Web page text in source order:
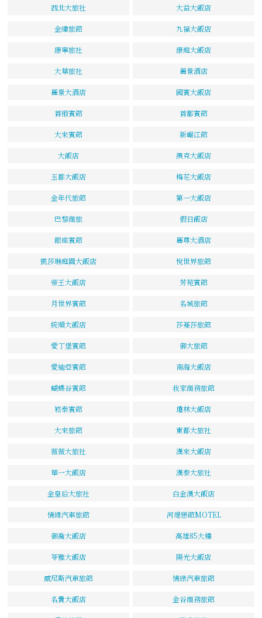
西北大旅社 大益大飯店
金緯旅館 九福大飯店
康寧旅社 康庭大飯店
大華旅社 麗景酒店
麗景大酒店 國賓大飯店
首相賓館 首都賓館
大來賓館 新崛江館
大飯店 澳克大飯店
玉都大飯店 梅花大飯店
金年代旅館 第一大飯店
巴黎商旅 假日飯店
銀座賓館 麗尊大酒店
凱莎琳庭園大飯店 悅世界旅館
帝王大飯店 芳苑賓館
月世界賓館 名城旅館
統順大飯店 莎蔓莎旅館
愛丁堡賓館 御大旅館
愛迪亞賓館 南海大飯店
蝴蝶谷賓館 我家商務旅館
崧泰賓館 瓊林大飯店
大來旅館 東都大旅社
薇薇大旅社 漢來大飯店
華一大飯店 漢泰大旅社
金皇后大旅社 白金漢大飯店
情緣汽車旅館 河堤戀館MOTEL
御喬大飯店 高雄85大樓
苓雅大飯店 陽光大飯店
威尼斯汽車旅館 情綠汽車旅館
名貴大飯店 金谷商務旅館